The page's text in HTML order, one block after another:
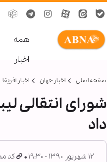
همه
اخبار
صفحه اصلی اخبار جهان اخبار آفریقا
شورای انتقالی
داد
۱۲ شهریور ۱۳۹۰ - ۱۹:۳۰ کد